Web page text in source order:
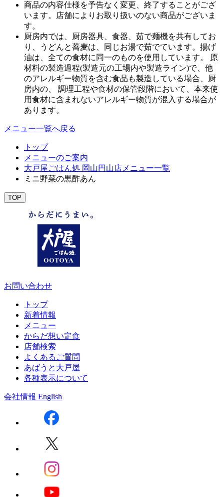
商品の内容仕様を予告なく変更、終了することがござ
います。店舗によりお取り扱いのない商品がございま
す。
厨房内では、厨房器具、食器、茹で麺機を共有してお
り、うどんと蕎麦は、同じお湯で茹でています。揚げ
油は、全ての食材に同一のものを使用しています。 原
材料の製造過程(製造元の工場内や製造ライン)で、他
のアレルギー物質を含む食品も製造している場合、厨
房内の、 調理工程や食材の保管段階において、本来使
用食材に含まれないアレルギー物質が混入する場合が
あります。
メニュー一覧へ戻る
トップ
メニューのご案内
大戸屋ごはん処 岡山円山店メニュー一覧
ミニ野菜の黒酢あん
TOP
お問い合わせ
トップ
新着情報
メニュー
からだ想い定食
店舗検索
よくあるご質問
あばうと大戸屋
各種表示について
会社情報 English